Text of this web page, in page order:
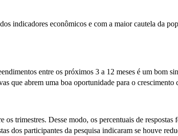
indicadores econômicos e com a maior cautela da
entre os próximos 3 a 12 meses é um bom
que abrem uma boa oportunidade para o
trimestres. Desse modo, os percentuais de
dos participantes da pesquisa indicaram se houve